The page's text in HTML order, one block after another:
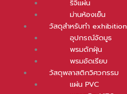
ริจิแผ่น
ม่านห้องเย็น
วัสดุสำหรับทำ exhibition
อุปกรณ์จัดบูธ
พรมดักฝุ่น
พรมอัดเรียบ
วัสดุพลาสติกวิศวกรรม
แผ่น PVC